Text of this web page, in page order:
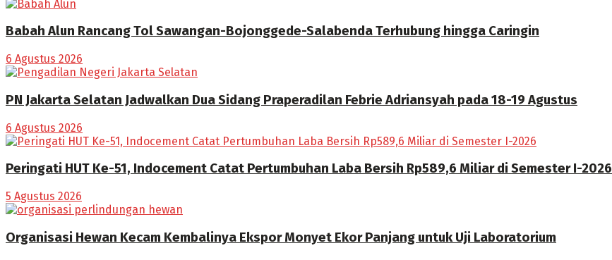
Babah Alun Rancang Tol Sawangan-Bojonggede-Salabenda Terhubung hingga Caringin
6 Agustus 2026
PN Jakarta Selatan Jadwalkan Dua Sidang Praperadilan Febrie Adriansyah pada 18-19 Agustus
6 Agustus 2026
Peringati HUT Ke-51, Indocement Catat Pertumbuhan Laba Bersih Rp589,6 Miliar di Semester I-2026
5 Agustus 2026
Organisasi Hewan Kecam Kembalinya Ekspor Monyet Ekor Panjang untuk Uji Laboratorium